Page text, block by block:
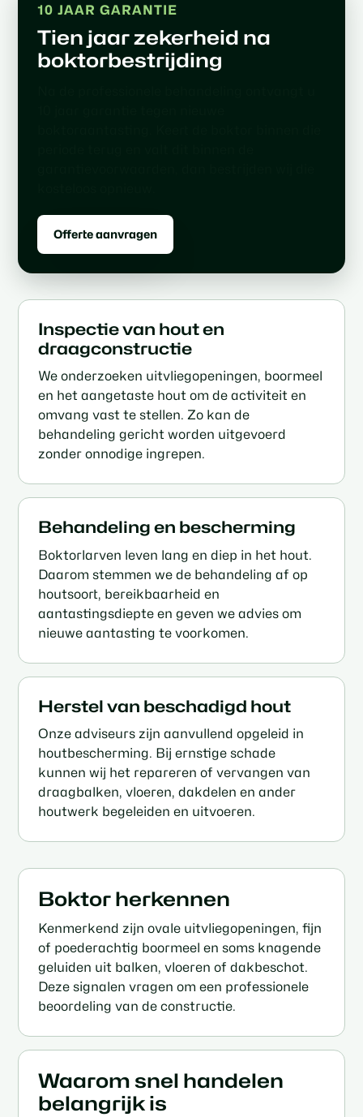
10 JAAR GARANTIE
Tien jaar zekerheid na
boktorbestrijding
Offerte aanvragen
Inspectie van hout en
draagconstructie
We onderzoeken uitvliegopeningen, boormeel
en het aangetaste hout om de activiteit en
omvang vast te stellen. Zo kan de
behandeling gericht worden uitgevoerd
zonder onnodige ingrepen.
Behandeling en bescherming
Boktorlarven leven lang en diep in het hout.
Daarom stemmen we de behandeling af op
houtsoort, bereikbaarheid en
aantastingsdiepte en geven we advies om
nieuwe aantasting te voorkomen.
Herstel van beschadigd hout
Onze adviseurs zijn aanvullend opgeleid in
houtbescherming. Bij ernstige schade
kunnen wij het repareren of vervangen van
draagbalken, vloeren, dakdelen en ander
houtwerk begeleiden en uitvoeren.
Boktor herkennen
Kenmerkend zijn ovale uitvliegopeningen, fijn
of poederachtig boormeel en soms knagende
geluiden uit balken, vloeren of dakbeschot.
Deze signalen vragen om een professionele
beoordeling van de constructie.
Waarom snel handelen
belangrijk is